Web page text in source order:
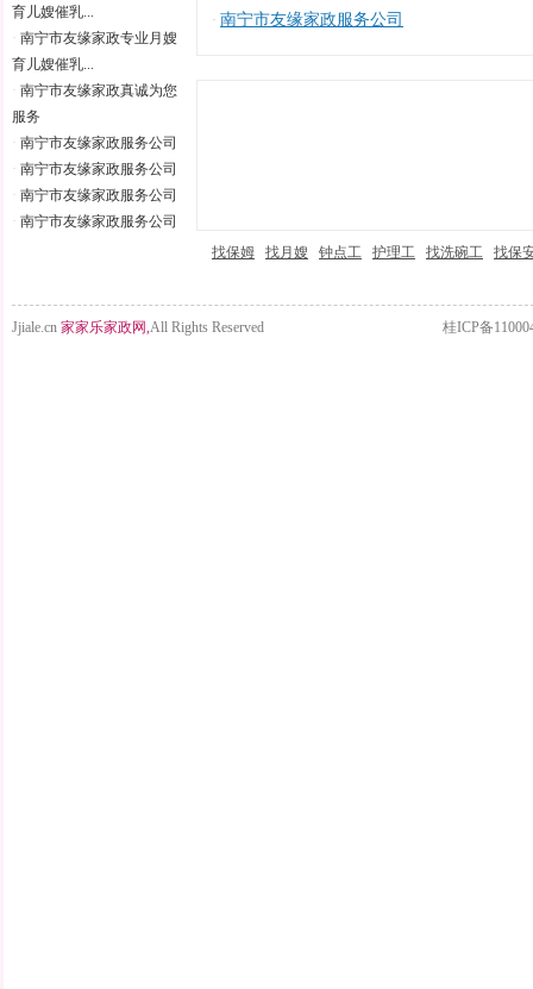
育儿嫂催乳...
· 南宁市友缘家政专业月嫂
育儿嫂催乳...
· 南宁市友缘家政真诚为您
服务
· 南宁市友缘家政服务公司
· 南宁市友缘家政服务公司
· 南宁市友缘家政服务公司
· 南宁市友缘家政服务公司
· 南宁市友缘家政服务公司
找保姆 找月嫂 钟点工 护理工 找洗碗工 找保
Jjiale.cn 家家乐家政网,All Rights Reserved 桂ICP备